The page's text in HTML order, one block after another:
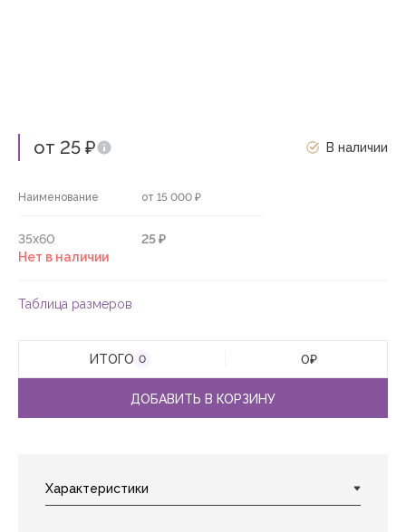
от 25 ₽ В наличии
Наименование от 15 000 ₽
35х60
25 ₽
Нет в наличии
Таблица размеров
ИТОГО 0 0₽
ДОБАВИТЬ В КОРЗИНУ